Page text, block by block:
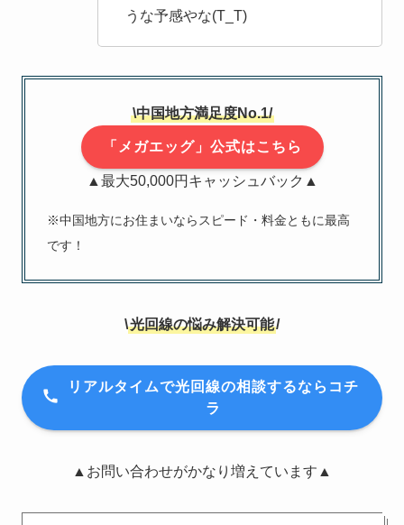
うな予感やな(T_T)
\中国地方満足度No.1/
「メガエッグ」公式はこちら
▲最大50,000円キャッシュバック▲
※中国地方にお住まいならスピード・料金ともに最高
です！
\光回線の悩み解決可能/
リアルタイムで光回線の相談するならコチ
ラ
▲お問い合わせがかなり増えています▲